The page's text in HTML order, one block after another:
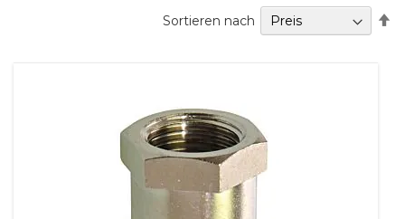
Sortieren nach